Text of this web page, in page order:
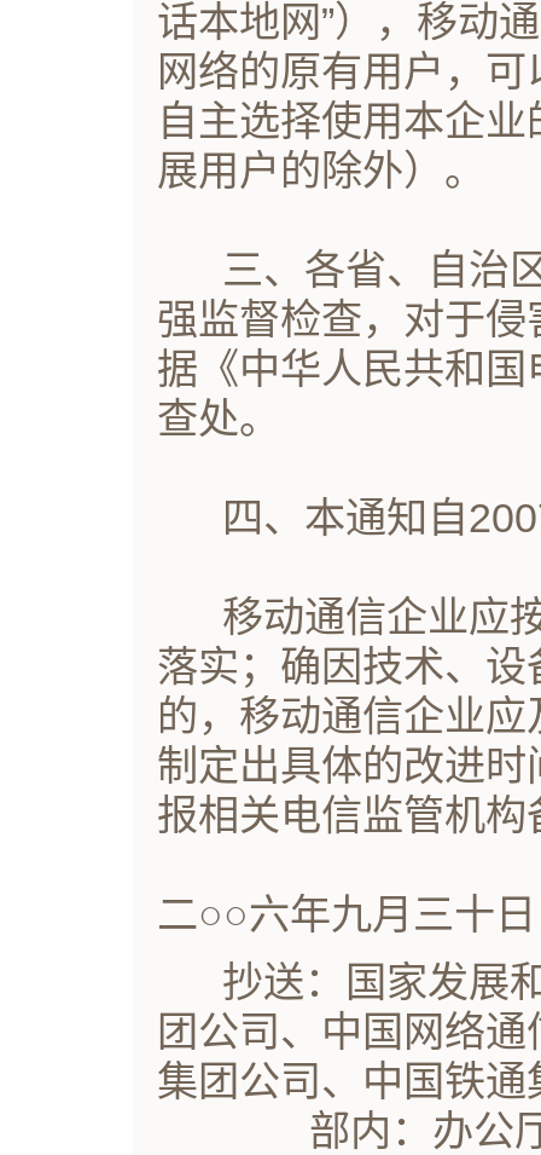
话本地网”），移动
网络的原有用户，
自主选择使用本企
展用户的除外）。
三、各省、自治
强监督检查，对于
据《中华人民共和
查处。
四、本通知自
移动通信企业应
落实；确因技术、
的，移动通信企业
制定出具体的改进
报相关电信监管机
二○○六年九月三十日
抄送：国家发展
团公司、中国网络
集团公司、中国铁
部内：办公厅、